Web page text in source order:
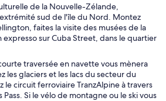
de la Nouvelle-Zélande,
sud de l'île du Nord. Montez
faites la visite des musées de la
sur Cuba Street, dans le quartier
traversée en navette vous mènera
les glaciers et les lacs du secteur du
le circuit ferroviaire TranzAlpine à travers
Si le vélo de montagne ou le ski vous